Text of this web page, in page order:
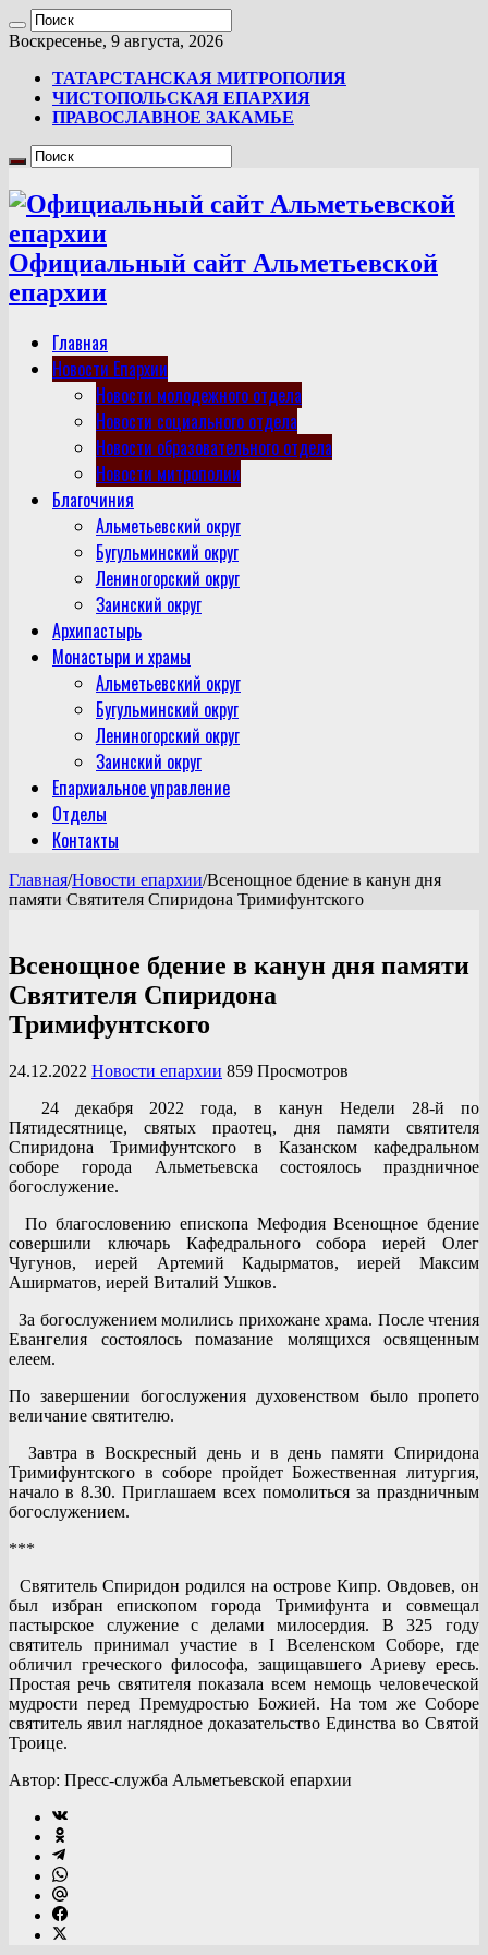
Воскресенье, 9 августа, 2026
ТАТАРСТАНСКАЯ МИТРОПОЛИЯ
ЧИСТОПОЛЬСКАЯ ЕПАРХИЯ
ПРАВОСЛАВНОЕ ЗАКАМЬЕ
Официальный сайт Альметьевской
епархии
Главная
Новости Епархии
Новости молодежного отдела
Новости социального отдела
Новости образовательного отдела
Новости митрополии
Благочиния
Альметьевский округ
Бугульминский округ
Лениногорский округ
Заинский округ
Архипастырь
Монастыри и храмы
Альметьевский округ
Бугульминский округ
Лениногорский округ
Заинский округ
Епархиальное управление
Отделы
Контакты
Главная/Новости епархии/Всенощное бдение в канун дня
памяти Святителя Спиридона Тримифунтского
Всенощное бдение в канун дня памяти
Святителя Спиридона
Тримифунтского
24.12.2022 Новости епархии 859 Просмотров
24 декабря 2022 года, в канун Недели 28-й по
Пятидесятнице, святых праотец, дня памяти святителя
Спиридона Тримифунтского в Казанском кафедральном
соборе города Альметьевска состоялось праздничное
богослужение.
По благословению епископа Мефодия Всенощное бдение
совершили ключарь Кафедрального собора иерей Олег
Чугунов, иерей Артемий Кадырматов, иерей Максим
Аширматов, иерей Виталий Ушков.
За богослужением молились прихожане храма. После чтения
Евангелия состоялось помазание молящихся освященным
елеем.
По завершении богослужения духовенством было пропето
величание святителю.
Завтра в Воскресный день и в день памяти Спиридона
Тримифунтского в соборе пройдет Божественная литургия,
начало в 8.30. Приглашаем всех помолиться за праздничным
богослужением.
***
Святитель Спиридон родился на острове Кипр. Овдовев, он
был избран епископом города Тримифунта и совмещал
пастырское служение с делами милосердия. В 325 году
святитель принимал участие в I Вселенском Соборе, где
обличил греческого философа, защищавшего Ариеву ересь.
Простая речь святителя показала всем немощь человеческой
мудрости перед Премудростью Божией. На том же Соборе
святитель явил наглядное доказательство Единства во Святой
Троице.
Автор: Пресс-служба Альметьевской епархии